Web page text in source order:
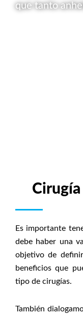
que tanto
Es importante
debe haber una
objetivo de
beneficios que
tipo de cirugías.
También